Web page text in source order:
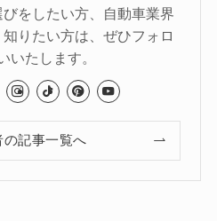
をしたい方、自動車業界
りたい方は、ぜひフォロ
いたします。
の記事一覧へ